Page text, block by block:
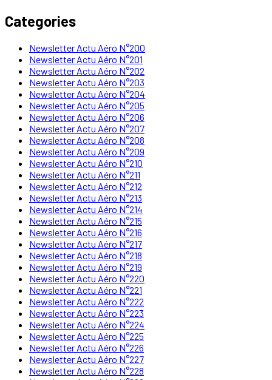
Categories
Newsletter Actu Aéro N°200
Newsletter Actu Aéro N°201
Newsletter Actu Aéro N°202
Newsletter Actu Aéro N°203
Newsletter Actu Aéro N°204
Newsletter Actu Aéro N°205
Newsletter Actu Aéro N°206
Newsletter Actu Aéro N°207
Newsletter Actu Aéro N°208
Newsletter Actu Aéro N°209
Newsletter Actu Aéro N°210
Newsletter Actu Aéro N°211
Newsletter Actu Aéro N°212
Newsletter Actu Aéro N°213
Newsletter Actu Aéro N°214
Newsletter Actu Aéro N°215
Newsletter Actu Aéro N°216
Newsletter Actu Aéro N°217
Newsletter Actu Aéro N°218
Newsletter Actu Aéro N°219
Newsletter Actu Aéro N°220
Newsletter Actu Aéro N°221
Newsletter Actu Aéro N°222
Newsletter Actu Aéro N°223
Newsletter Actu Aéro N°224
Newsletter Actu Aéro N°225
Newsletter Actu Aéro N°226
Newsletter Actu Aéro N°227
Newsletter Actu Aéro N°228